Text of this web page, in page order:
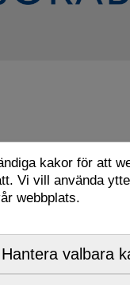
kakor för att
Vi vill använda
webbplats.
Hantera valbara